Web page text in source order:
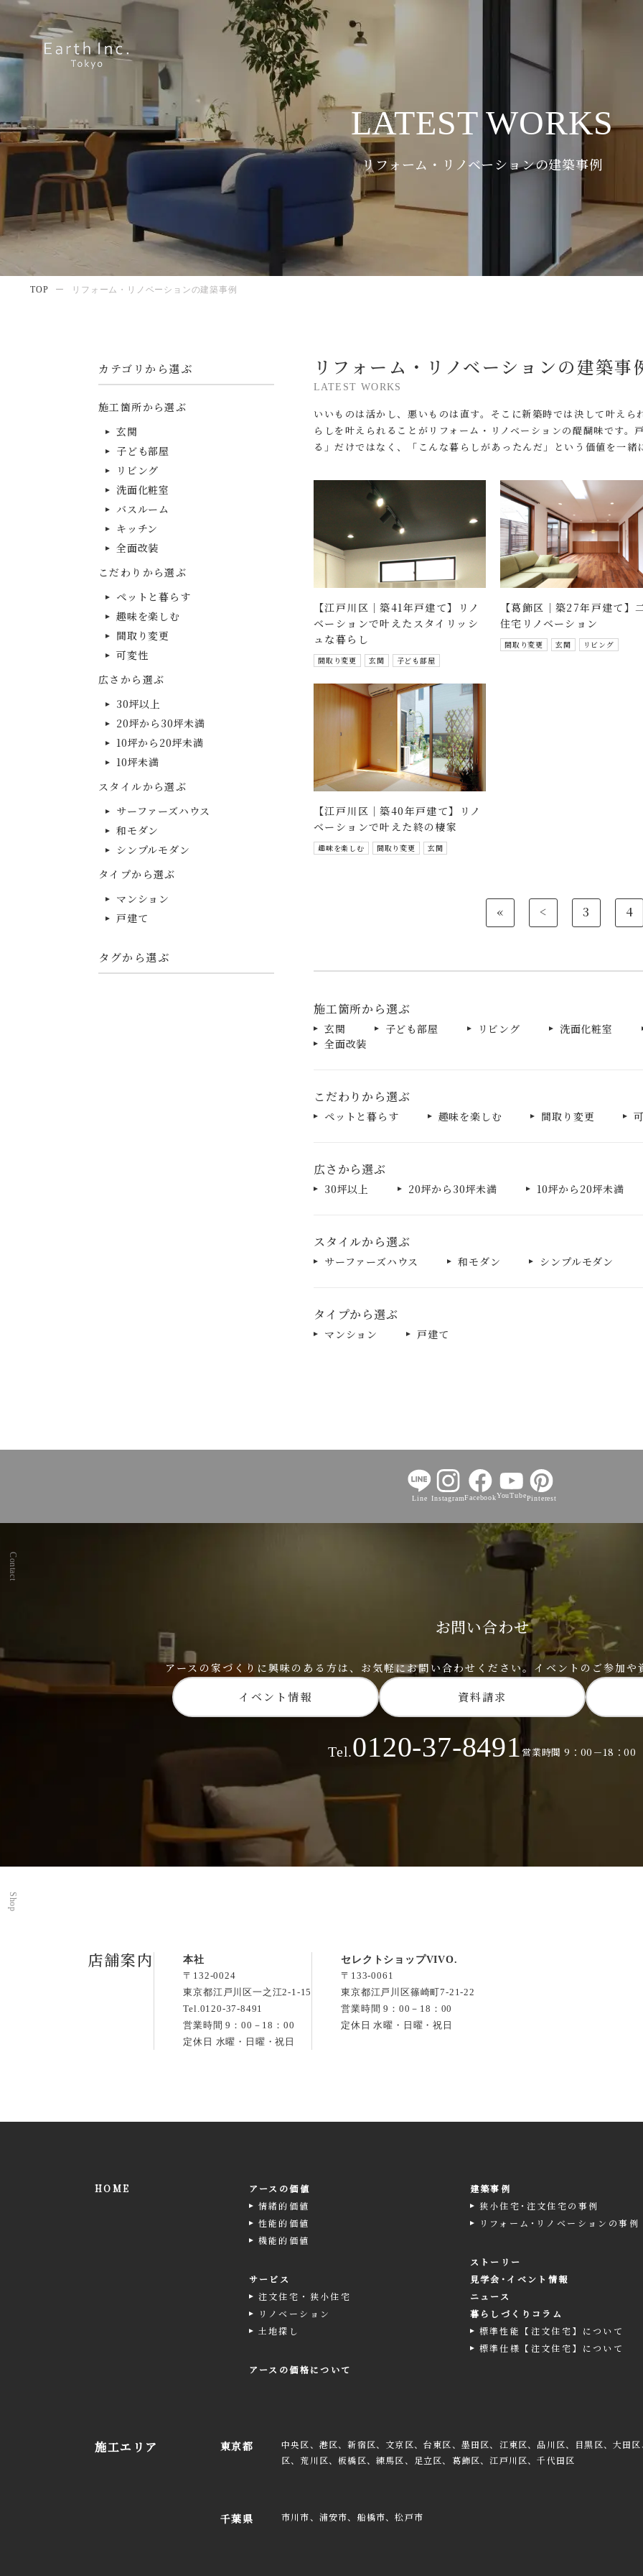
LATEST WORKS
リフォーム・リノベーションの建築事例
TOP ー リフォーム・リノベーションの建築事例
リフォーム・リノベーションの建築事
LATEST WORKS
いいものは活かし、悪いものは直す。そこに新築時では決して叶え
らしを叶えられることがリフォーム・リノベーションの醍醐味です。
る」だけではなく、「こんな暮らしがあったんだ」という価値を一緒
【江戸川区｜築41年戸建て】リノ
ベーションで叶えたスタイリッシ
ュな暮らし
間取り変更 玄関 子ども部屋
【葛飾区｜築27年戸建て】
住宅リノベーション
間取り変更 玄関 リビング
【江戸川区｜築40年戸建て】リノ
ベーションで叶えた終の棲家
趣味を楽しむ 間取り変更 玄関
« < 3 4
施工箇所から選ぶ
玄関 子ども部屋 リビング 洗面化粧室
全面改装
こだわりから選ぶ
ペットと暮らす 趣味を楽しむ 間取り変更
広さから選ぶ
30坪以上 20坪から30坪未満 10坪から20坪未満
スタイルから選ぶ
サーファーズハウス 和モダン シンプルモダン
タイプから選ぶ
マンション 戸建て
カテゴリから選ぶ
施工箇所から選ぶ
玄関
子ども部屋
リビング
洗面化粧室
バスルーム
キッチン
全面改装
こだわりから選ぶ
ペットと暮らす
趣味を楽しむ
間取り変更
可変性
広さから選ぶ
30坪以上
20坪から30坪未満
10坪から20坪未満
10坪未満
スタイルから選ぶ
サーファーズハウス
和モダン
シンプルモダン
タイプから選ぶ
マンション
戸建て
タグから選ぶ
Line InstagramFacebookYouTubePinterest
Contact
お問い合わせ
アースの家づくりに興味のある方は、 お気軽にお問い合わせください。 イベントのご参加や
イベント情報 資料請求
Tel.0120-37-8491営業時間 9：00－18：00
Shop
店舗案内
本社
〒132-0024
東京都江戸川区一之江2-1-15
Tel. 0120-37-8491
営業時間 9：00－18：00
定休日 水曜・日曜・祝日
セレクトショップVIVO.
〒133-0061
東京都江戸川区篠崎町7-21-22
営業時間 9：00－18：00
定休日 水曜・日曜・祝日
HOME
アースの価値
情緒的価値
性能的価値
機能的価値
サービス
注文住宅・狭小住宅
リノベーション
土地探し
アースの価格について
建築事例
狭小住宅･注文住宅の事例
リフォーム･リノベーションの事例
ストーリー
見学会･イベント情報
ニュース
暮らしづくりコラム
標準性能【注文住宅】について
標準仕様【注文住宅】について
施工エリア 東京都
中央区、港区、新宿区、文京区、台東区、墨田区、江東区、品川区、目黒区、大田
区、荒川区、板橋区、練馬区、足立区、葛飾区、江戸川区、千代田区
千葉県 市川市、浦安市、船橋市、松戸市